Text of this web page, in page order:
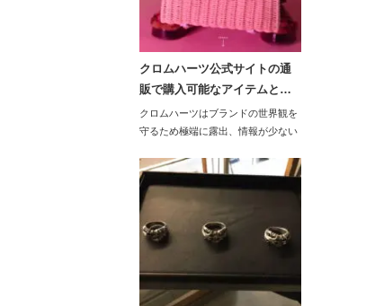
クロムハーツ公式サイトの通
販で購入可能なアイテムと…
クロムハーツはブランドの世界観を
守るため極端に露出、情報が少ない